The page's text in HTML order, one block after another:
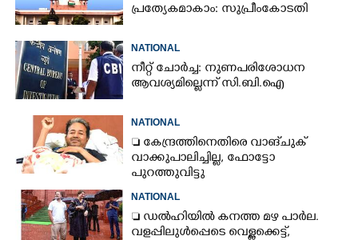
പ്രത്യേകമാകാം: സുപ്രീംകോടതി
NATIONAL
നീറ്റ് ചോർച്ച: നുണപരിശോധന
ആവശ്യമില്ലെന്ന് സി.ബി.ഐ
NATIONAL
 കേന്ദ്രത്തിനെതിരെ വാങ്‌ചുക്
വാക്കുപാലിച്ചില്ല, ഫോട്ടോ
പുറത്തുവിട്ടു
NATIONAL
 ഡൽഹിയിൽ കനത്ത മഴ പാർല.
വളപ്പിലുൾപ്പെടെ വെള്ളക്കെട്ട്,